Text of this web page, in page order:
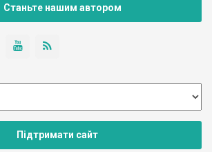
Станьте нашим автором
Підтримати сайт